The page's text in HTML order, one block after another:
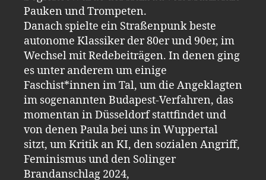
Pauken und Trompeten.
Danach spielte ein Straßenpunk beste
autonome Klassiker der 80er und 90er, im
Wechsel mit Redebeiträgen. In denen ging
es unter anderem um einige
Faschist*innen im Tal, um die Angeklagten
im sogenannten Budapest-Verfahren, das
momentan in Düsseldorf stattfindet und
von denen Paula bei uns in Wuppertal
sitzt, um Kritik an KI, den sozialen Angriff,
Feminismus und den Solinger
Brandanschlag 2024,